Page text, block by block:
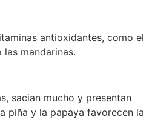
antioxidantes, como el
mandarinas.
sacian mucho y presentan
piña y la papaya favorecen la